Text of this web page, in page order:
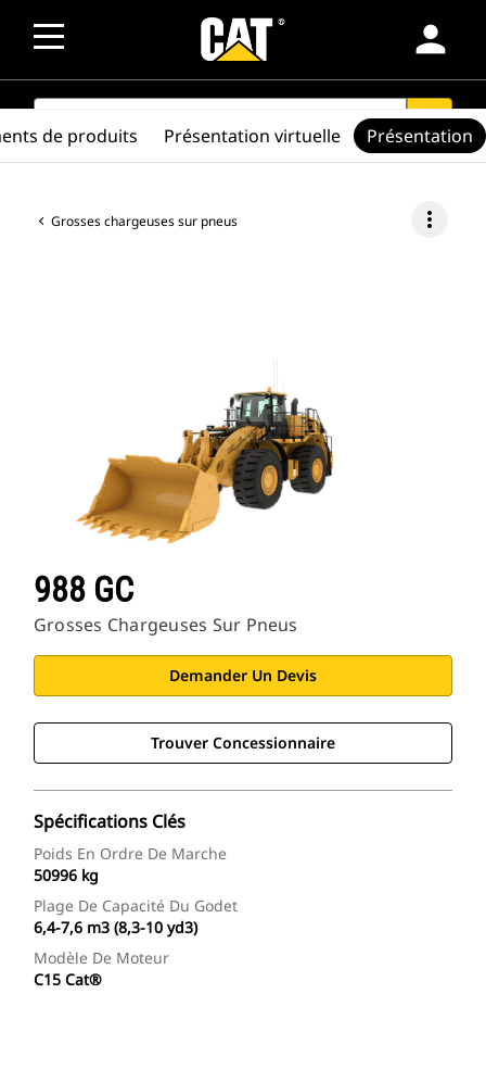
person
SEARCH search
Grosses chargeuses sur pneus more_vert
988 GC
Grosses Chargeuses Sur Pneus
Demander Un Devis
Trouver Concessionnaire
Spécifications Clés
Poids En Ordre De Marche
50996 kg
Plage De Capacité Du Godet
6,4-7,6 m3 (8,3-10 yd3)
Modèle De Moteur
C15 Cat®
de produits Présentation virtuelle Présentation